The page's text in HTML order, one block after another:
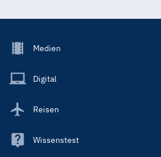
Footer
Main
Medien
Digital
Reisen
Wissenstest